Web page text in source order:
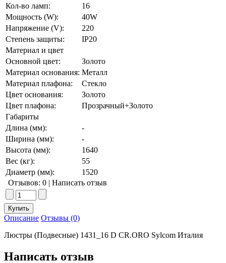
Кол-во ламп:
16
Мощность (W):
40W
Напряжение (V):
220
Степень защиты:
IP20
Материал и цвет
Основной цвет:
Золото
Материал основания: Металл
Материал плафона:
Стекло
Цвет основания:
Золото
Цвет плафона:
Прозрачный+Золото
Габариты
Длина (мм):
-
Ширина (мм):
-
Высота (мм):
1640
Вес (кг):
55
Диаметр (мм):
1520
Отзывов: 0 | Написать отзыв
Описание Отзывы (0)
Люстры (Подвесные) 1431_16 D CR.ORO Sylcom Италия
Написать отзыв